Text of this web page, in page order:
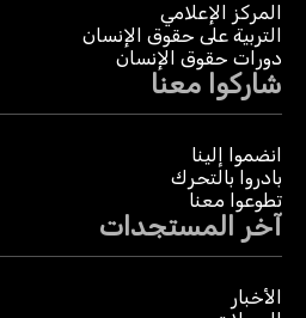
المركز الإعلامي
التربية على حقوق الإنسان
دورات حقوق الإنسان
شاركوا معنا
انضموا إلينا
بادروا بالتحرك
تطوعوا معنا
آخر المستجدات
الأخبار